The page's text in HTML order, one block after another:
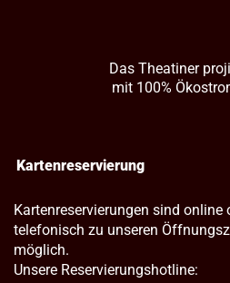
Das Theatiner
mit 100%
Kartenreservierung
Kartenreservierungen sind online
telefonisch zu unseren
möglich.
Unsere Reservierungshotline: